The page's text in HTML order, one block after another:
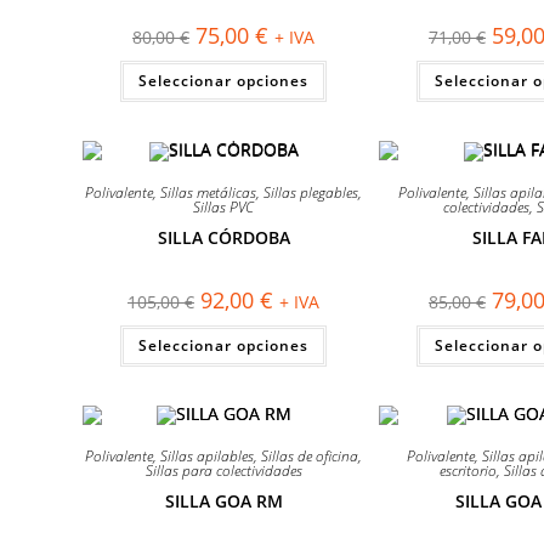
80,00€ El
precio
original
era:
80,00 €.
75,00 € El
precio
actual
es:
75,00 €.
+ IVA
Seleccionar opciones
Este
tiene
variantes.
se
pueden
71,00€ El
precio
era:
71,00
59,00
Seleccionar
Polivalente, Sillas metálicas, Sillas plegables,
Sillas PVC
SILLA CÓRDOBA
105,00€ El
precio
original
era:
105,00 €.
92,00 € El
precio
actual
es:
92,00 €.
+ IVA
Seleccionar opciones
Este
tiene
se
pueden
Polivalente, Sillas
colectividades,
SILLA
85,00€ El
precio
era:
85,00
79,00
Seleccionar
Polivalente, Sillas apilables, Sillas de oficina,
Sillas para colectividades
SILLA GOA RM
Polivalente, Sillas
escritorio, Sillas
SILLA